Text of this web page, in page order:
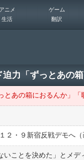
アニメ ゲーム
生活 翻訳
力「ずっとあの
とあの箱におるんか」
２・９新宿反戦デモへ（
ことを決めた」とメデ